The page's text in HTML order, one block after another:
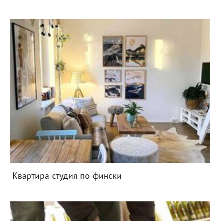
Квартира-студия по-фински